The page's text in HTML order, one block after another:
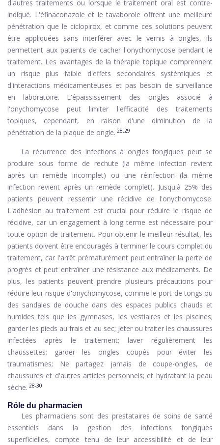
d'autres traitements ou lorsque le traitement oral est contre-
indiqué. L'éfinaconazole et le tavaborole offrent une meilleure
pénétration que le ciclopirox, et comme ces solutions peuvent
être appliquées sans interférer avec le vernis à ongles, ils
permettent aux patients de cacher l'onychomycose pendant le
traitement. Les avantages de la thérapie topique comprennent
un risque plus faible d'effets secondaires systémiques et
d'interactions médicamenteuses et pas besoin de surveillance
en laboratoire. L'épaississement des ongles associé à
l'onychomycose peut limiter l'efficacité des traitements
topiques, cependant, en raison d'une diminution de la
pénétration de la plaque de ongle. 28.29
La récurrence des infections à ongles fongiques peut se
produire sous forme de rechute (la même infection revient
après un remède incomplet) ou une réinfection (la même
infection revient après un remède complet). Jusqu'à 25% des
patients peuvent ressentir une récidive de l'onychomycose.
L'adhésion au traitement est crucial pour réduire le risque de
récidive, car un engagement à long terme est nécessaire pour
toute option de traitement. Pour obtenir le meilleur résultat, les
patients doivent être encouragés à terminer le cours complet du
traitement, car l'arrêt prématurément peut entraîner la perte de
progrès et peut entraîner une résistance aux médicaments. De
plus, les patients peuvent prendre plusieurs précautions pour
réduire leur risque d'onychomycose, comme le port de tongs ou
des sandales de douche dans des espaces publics chauds et
humides tels que les gymnases, les vestiaires et les piscines;
garder les pieds au frais et au sec; Jeter ou traiter les chaussures
infectées après le traitement; laver régulièrement les
chaussettes; garder les ongles coupés pour éviter les
traumatismes; Ne partagez jamais de coupe-ongles, de
chaussures et d'autres articles personnels; et hydratant la peau
sèche. 28-30
Rôle du pharmacien
Les pharmaciens sont des prestataires de soins de santé
essentiels dans la gestion des infections fongiques
superficielles, compte tenu de leur accessibilité et de leur